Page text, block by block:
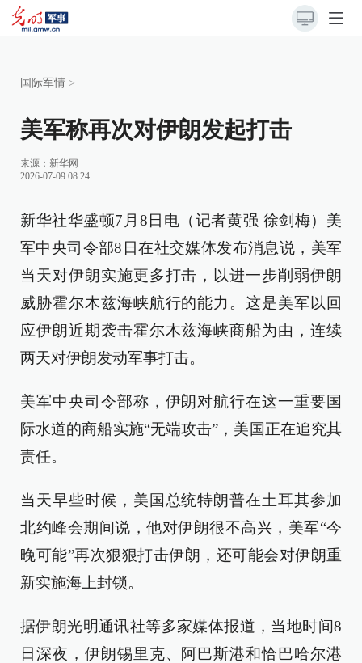
国际军情 >
美军称再次对伊朗发起打击
来源： 新华网
2026-07-09 08:24
新华社华盛顿7月8日电（记者黄强 徐剑梅）美
军中央司令部8日在社交媒体发布消息说，美军
当天对伊朗实施更多打击，以进一步削弱伊朗
威胁霍尔木兹海峡航行的能力。这是美军以回
应伊朗近期袭击霍尔木兹海峡商船为由，连续
两天对伊朗发动军事打击。
美军中央司令部称，伊朗对航行在这一重要国
际水道的商船实施“无端攻击”，美国正在追究其
责任。
当天早些时候，美国总统特朗普在土耳其参加
北约峰会期间说，他对伊朗很不高兴，美军“今
晚可能”再次狠狠打击伊朗，还可能会对伊朗重
新实施海上封锁。
据伊朗光明通讯社等多家媒体报道，当地时间8
日深夜，伊朗锡里克、阿巴斯港和恰巴哈尔港